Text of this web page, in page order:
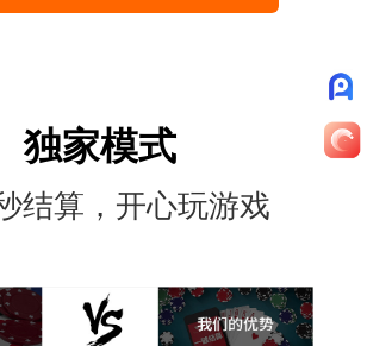
独家模式
结算，开心玩游戏